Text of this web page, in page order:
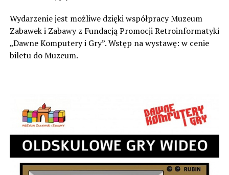
Wydarzenie jest możliwe dzięki współpracy Muzeum
Zabawek i Zabawy z Fundacją Promocji Retroinformatyki
„Dawne Komputery i Gry”. Wstęp na wystawę: w cenie
biletu do Muzeum.